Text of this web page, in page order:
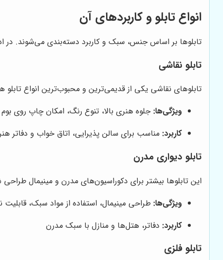
انواع تابلو و کاربردهای آن
تابلوها بر اساس جنس، سبک و کاربرد دسته‌بندی می‌شوند. در
تابلو نقاشی
تابلوهای نقاشی یکی از قدیمی‌ترین و محبوب‌ترین انواع
ویژگی‌ها: جلوه هنری بالا، تنوع رنگ، امکان چاپ روی بوم
کاربرد: مناسب برای سالن پذیرایی، اتاق خواب و دفاتر
تابلو دیواری مدرن
این تابلوها بیشتر برای دکوراسیون‌های مدرن و مینیمال
ویژگی‌ها: طراحی مینیمال، استفاده از مواد سبک،
کاربرد: دفاتر، هتل‌ها و منازل با سبک مدرن
تابلو فلزی